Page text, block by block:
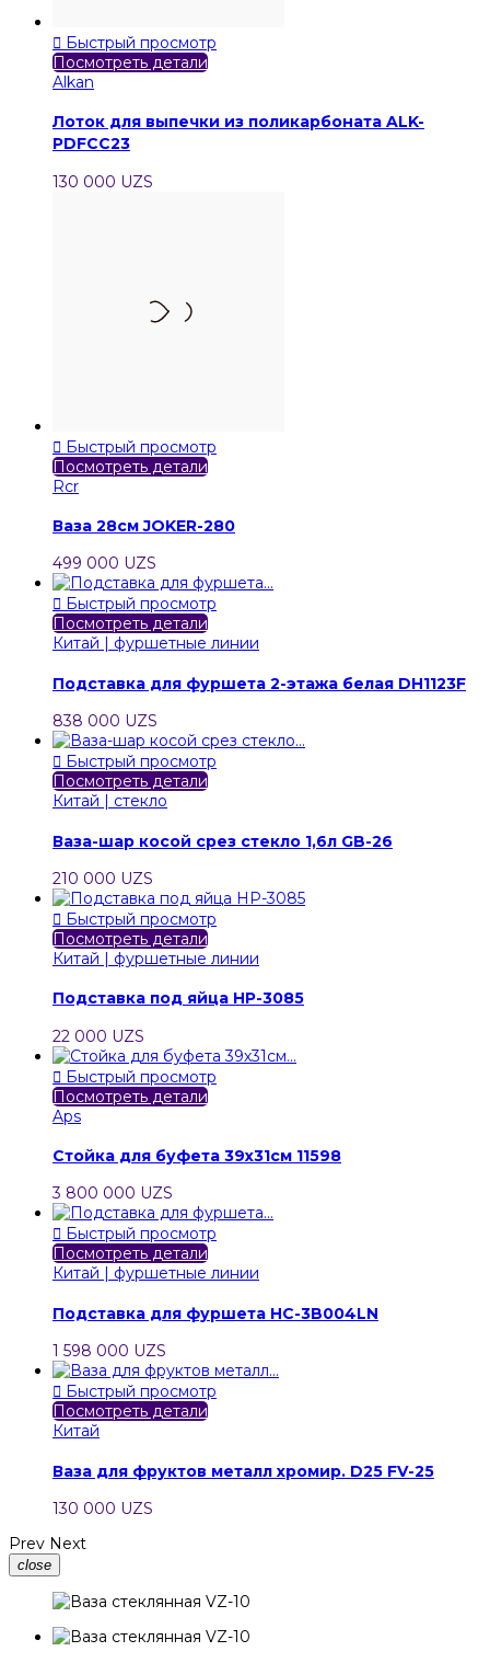
 Быстрый просмотр
Посмотреть детали
Alkan
Лоток для выпечки из поликарбоната ALK-
PDFCC23
130 000 UZS
 Быстрый просмотр
Посмотреть детали
Rcr
Ваза 28см JOKER-280
499 000 UZS
 Быстрый просмотр
Посмотреть детали
Китай | фуршетные линии
Подставка для фуршета 2-этажа белая DH1123F
838 000 UZS
 Быстрый просмотр
Посмотреть детали
Китай | стекло
Ваза-шар косой срез стекло 1,6л GB-26
210 000 UZS
 Быстрый просмотр
Посмотреть детали
Китай | фуршетные линии
Подставка под яйца HP-3085
22 000 UZS
 Быстрый просмотр
Посмотреть детали
Aps
Стойка для буфета 39х31см 11598
3 800 000 UZS
 Быстрый просмотр
Посмотреть детали
Китай | фуршетные линии
Подставка для фуршета HC-3B004LN
1 598 000 UZS
 Быстрый просмотр
Посмотреть детали
Китай
Ваза для фруктов металл хромир. D25 FV-25
130 000 UZS
Prev Next
close